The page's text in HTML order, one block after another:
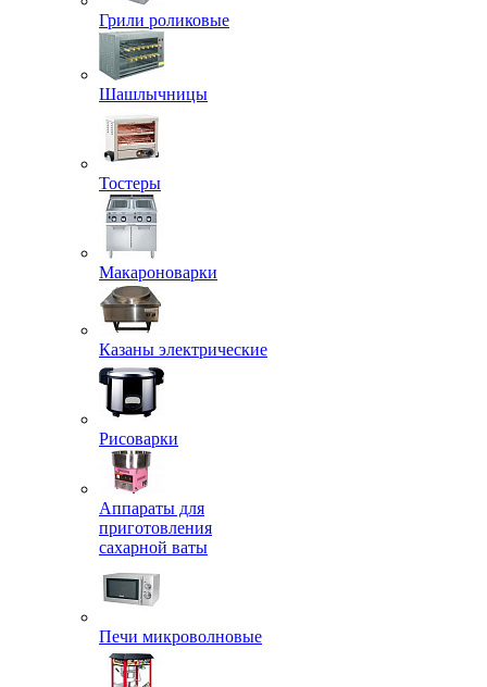
Грили роликовые
Шашлычницы
Тостеры
Макароноварки
Казаны электрические
Рисоварки
Аппараты для
приготовления
сахарной ваты
Печи микроволновые